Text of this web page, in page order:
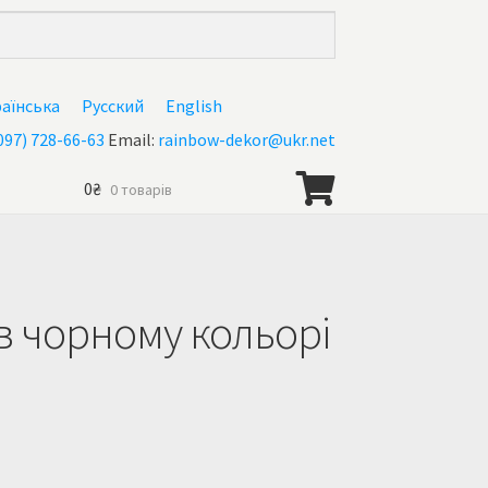
Русский
English
728-66-63 Email: rainbow-dekor@ukr.net
0₴ 0 товарів
чорному кольорі